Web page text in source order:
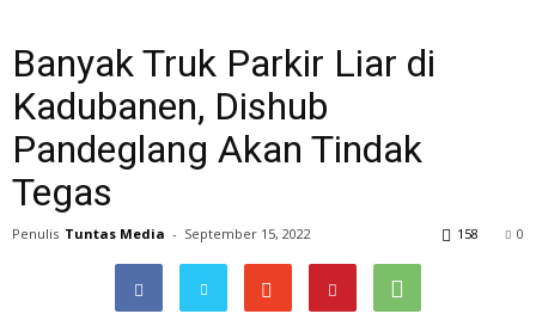
Banyak Truk Parkir Liar di
Kadubanen, Dishub
Pandeglang Akan Tindak
Tegas
Penulis Tuntas Media - September 15, 2022 0
158